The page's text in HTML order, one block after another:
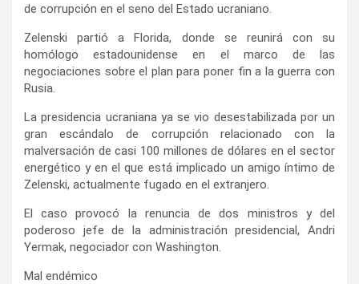
de corrupción en el seno del Estado ucraniano.
Zelenski partió a Florida, donde se reunirá con su
homólogo estadounidense en el marco de las
negociaciones sobre el plan para poner fin a la guerra con
Rusia.
La presidencia ucraniana ya se vio desestabilizada por un
gran escándalo de corrupción relacionado con la
malversación de casi 100 millones de dólares en el sector
energético y en el que está implicado un amigo íntimo de
Zelenski, actualmente fugado en el extranjero.
El caso provocó la renuncia de dos ministros y del
poderoso jefe de la administración presidencial, Andri
Yermak, negociador con Washington.
Mal endémico